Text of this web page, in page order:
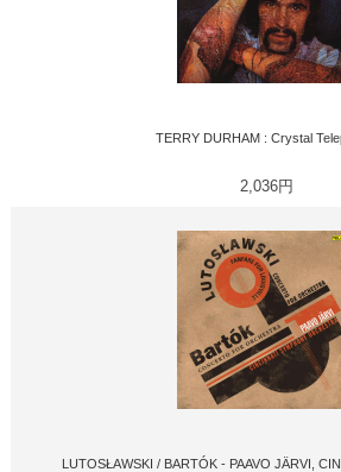
TERRY DURHAM : Crystal
2,036円
LUTOSŁAWSKI / BARTÓK - PAAVO JÄRVI,